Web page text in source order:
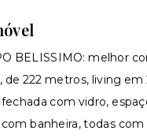
BELISSIMO: melhor
222 metros, living
com vidro,
banheira, todas